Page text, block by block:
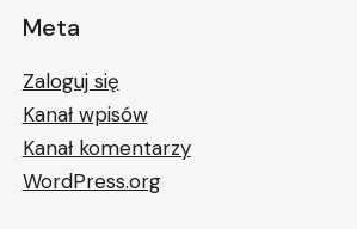
Meta
Zaloguj się
Kanał wpisów
Kanał komentarzy
WordPress.org